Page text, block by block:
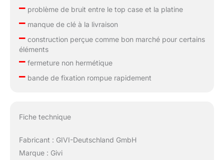
–problème de bruit entre le top case et la platine
–manque de clé à la livraison
–construction perçue comme bon marché pour certains
éléments
–fermeture non hermétique
–bande de fixation rompue rapidement
Fiche technique
Fabricant : GIVI-Deutschland GmbH
Marque : Givi